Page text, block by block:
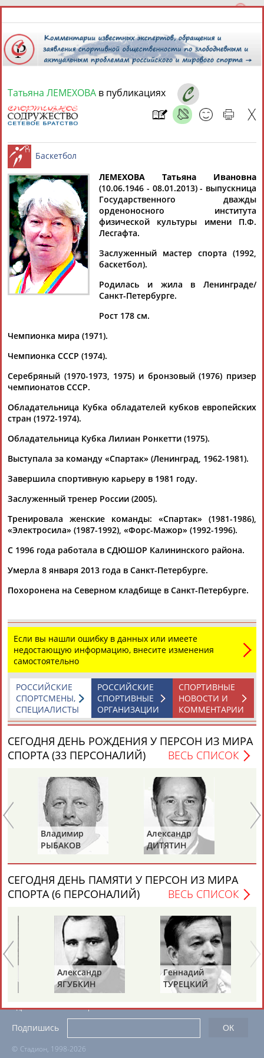
7 августа 2026 года,
СПОРТСМЕНЫ, ТРЕНЕРЫ И СПЕЦИАЛИСТЫ
Найдено: 13181персон Расширенный поиск
Аслаудин
АБАЕВ
Елена
АБАИМОВА
Мария
АБАКУМОВА
АБАЛАКИНА
Тамилла
Рамазан
Флюра
БУЛАТОВА
Татьяна
АБДРАХМАНОВАБДРАХМАНОВААБДУВАЛИЕВ
АБДУЛАЕВ
Рамазан
АБДУЛАЕВ
Тагир
АБДУЛАЕВ
Камиль
АБДУЛАЗИЗОВ
Загалав
АБДУЛБЕКОВ
Камалудин
АБДУЛДАУДОВ
Абдула
Магомед
АБДУЛКАГИРОВ
Назир
24 персон из 13181
ЕЩЁ ПЕРСОНЫ
ТАБЛО АКТИВНОСТИ
ЦЕЛИ ПРОЕКТА КОНТАКТЫ НАШИ КНОПКИ РЕКЛАМА
Вопросы сотрудничества и совместной деятельностиinform@infosport.ru
© Стадион, 1998-2026
Адресов в новостной рассылке: 996
Подпишись
Татьяна ЛЕМЕХОВА в публикациях
Баскетбол
ЛЕМЕХОВА Татьяна Ивановна
(10.06.1946 - 08.01.2013) - выпускница
Государственного дважды
орденоносного института
физической культуры имени П.Ф.
Лесгафта.
Заслуженный мастер спорта (1992,
баскетбол).
Родилась и жила в Ленинграде/
Санкт-Петербурге.
Рост 178 см.
Чемпионка мира (1971).
Чемпионка СССР (1974).
Серебряный (1970-1973, 1975) и бронзовый (1976) призер
чемпионатов СССР.
Обладательница Кубка обладателей кубков европейских
стран (1972-1974).
Обладательница Кубка Лилиан Ронкетти (1975).
Выступала за команду «Спартак» (Ленинград, 1962-1981).
Завершила спортивную карьеру в 1981 году.
Заслуженный тренер России (2005).
Тренировала женские команды: «Спартак» (1981-1986),
«Электросила» (1987-1992), «Форс-Мажор» (1992-1996).
С 1996 года работала в СДЮШОР Калининского района.
Умерла 8 января 2013 года в Санкт-Петербурге.
Похоронена на Северном кладбище в Санкт-Петербурге.
Если вы нашли ошибку в данных или имеете
недостающую информацию, внесите изменения
самостоятельно
СПОРТИВНЫЕ
НОВОСТИ И
КОММЕНТАРИИ
РОССИЙСКИЕ
СПОРТИВНЫЕ
ОРГАНИЗАЦИИ
РОССИЙСКИЕ
СПОРТСМЕНЫ,
СПЕЦИАЛИСТЫ
СЕГОДНЯ ДЕНЬ РОЖДЕНИЯ У ПЕРСОН ИЗ МИРА
СПОРТА (33 ПЕРСОНАЛИЙ)
ВЕСЬ СПИСОК
Владимир
РЫБАКОВ
Александр
ДИТЯТИН
СЕГОДНЯ ДЕНЬ ПАМЯТИ У ПЕРСОН ИЗ МИРА
СПОРТА (6 ПЕРСОНАЛИЙ)
ВЕСЬ СПИСОК
Александр
ЯГУБКИН
Геннадий
ТУРЕЦКИЙ